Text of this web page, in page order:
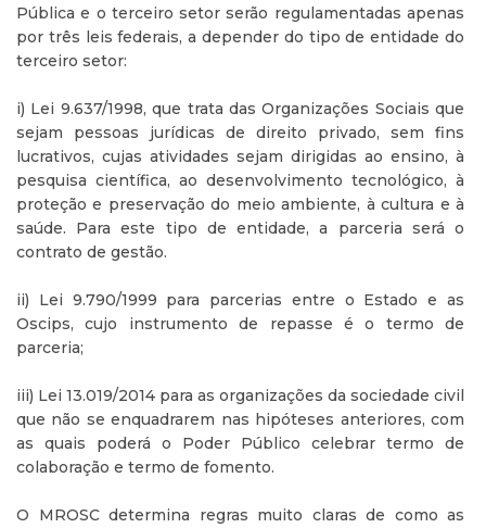
Pública e o terceiro setor serão regulamentadas apenas
por três leis federais, a depender do tipo de entidade do
terceiro setor:
i) Lei 9.637/1998, que trata das Organizações Sociais que
sejam pessoas jurídicas de direito privado, sem fins
lucrativos, cujas atividades sejam dirigidas ao ensino, à
pesquisa científica, ao desenvolvimento tecnológico, à
proteção e preservação do meio ambiente, à cultura e à
saúde. Para este tipo de entidade, a parceria será o
contrato de gestão.
ii) Lei 9.790/1999 para parcerias entre o Estado e as
Oscips, cujo instrumento de repasse é o termo de
parceria;
iii) Lei 13.019/2014 para as organizações da sociedade civil
que não se enquadrarem nas hipóteses anteriores, com
as quais poderá o Poder Público celebrar termo de
colaboração e termo de fomento.
O MROSC determina regras muito claras de como as